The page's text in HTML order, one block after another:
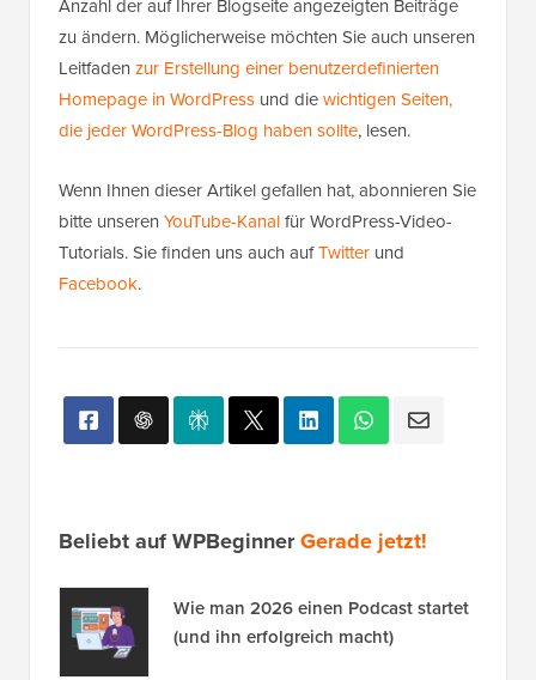
Anzahl der auf Ihrer Blogseite angezeigten Beiträge
zu ändern. Möglicherweise möchten Sie auch unseren
Leitfaden zur Erstellung einer benutzerdefinierten
Homepage in WordPress und diewichtigen Seiten,
die jeder WordPress-Blog haben sollte, lesen.
Wenn Ihnen dieser Artikel gefallen hat, abonnieren Sie
bitte unseren YouTube-Kanalfür WordPress-Video-
Tutorials. Sie finden uns auch aufTwitter und
Facebook.
Beliebt auf WPBeginnerGerade jetzt!
Wie man 2026 einen Podcast startet
(und ihn erfolgreich macht)